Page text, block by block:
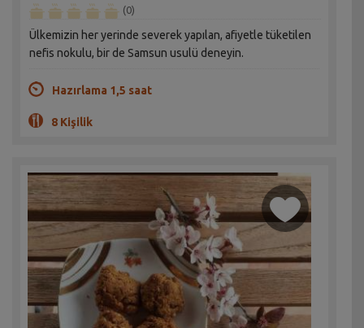
(0)
Ülkemizin her yerinde severek yapılan, afiyetle tüketilen
nefis nokulu, bir de Samsun usulü deneyin.
Hazırlama 1,5 saat
8 Kişilik